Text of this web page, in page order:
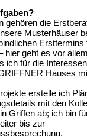
gehören die
Musterhäuser
hier geht es vor
ich für die
Hauses
erstelle ich
mit den
Griffen ab; ich bin
bis zur